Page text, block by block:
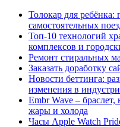
Толокар для
самостоятельных
Топ-10 технологий
комплексов и
Ремонт стиральных
Заказать доработку
Новости беттинга:
изменения в
Embr Wave –
жары и холода
Часы Apple Watch